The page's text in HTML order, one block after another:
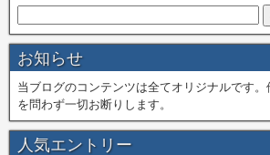
お知らせ
当ブログのコンテンツは全てオリジナルです
を問わず一切お断りします。
人気エントリー